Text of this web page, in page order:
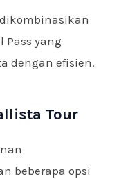
Pass yang
dengan efisien.
Tour
beberapa opsi